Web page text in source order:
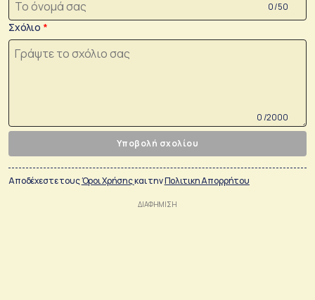
0 /50
Σχόλιο
0 /2000
Υποβολή σχολίου
Αποδέχεστε τουςΌροι Χρήσηςκαι τηνΠολιτικη Απορρήτου